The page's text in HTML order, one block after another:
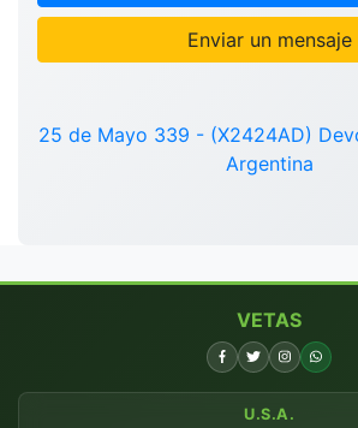
Enviar un mensaje
25 de Mayo 339 - (X2424AD)
Argentina
VETAS
U.S.A.